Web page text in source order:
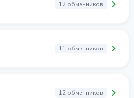
12 обменников
11 обменников
12 обменников